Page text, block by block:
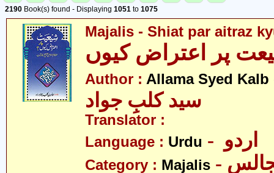
2190 Book(s) found - Displaying 1051 to 1075
Majalis - Shiat par aitraz
پر اعتراض کیوں
Author : Allama Syed Kalb
سید کلبِ جواد
Translator :
Language : Urdu
Category : Majalis